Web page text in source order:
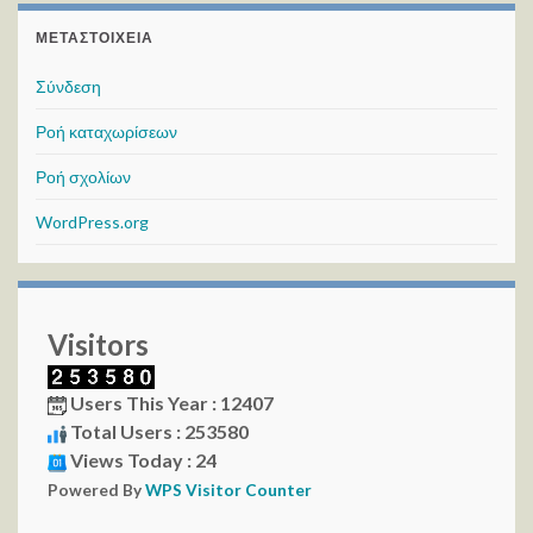
ΜΕΤΑΣΤΟΙΧΕΊΑ
Σύνδεση
Ροή καταχωρίσεων
Ροή σχολίων
WordPress.org
Visitors
Users This Year : 12407
Total Users : 253580
Views Today : 24
Powered ByWPS Visitor Counter